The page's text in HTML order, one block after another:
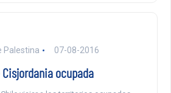
Palestina 07-08-2016
ocupada